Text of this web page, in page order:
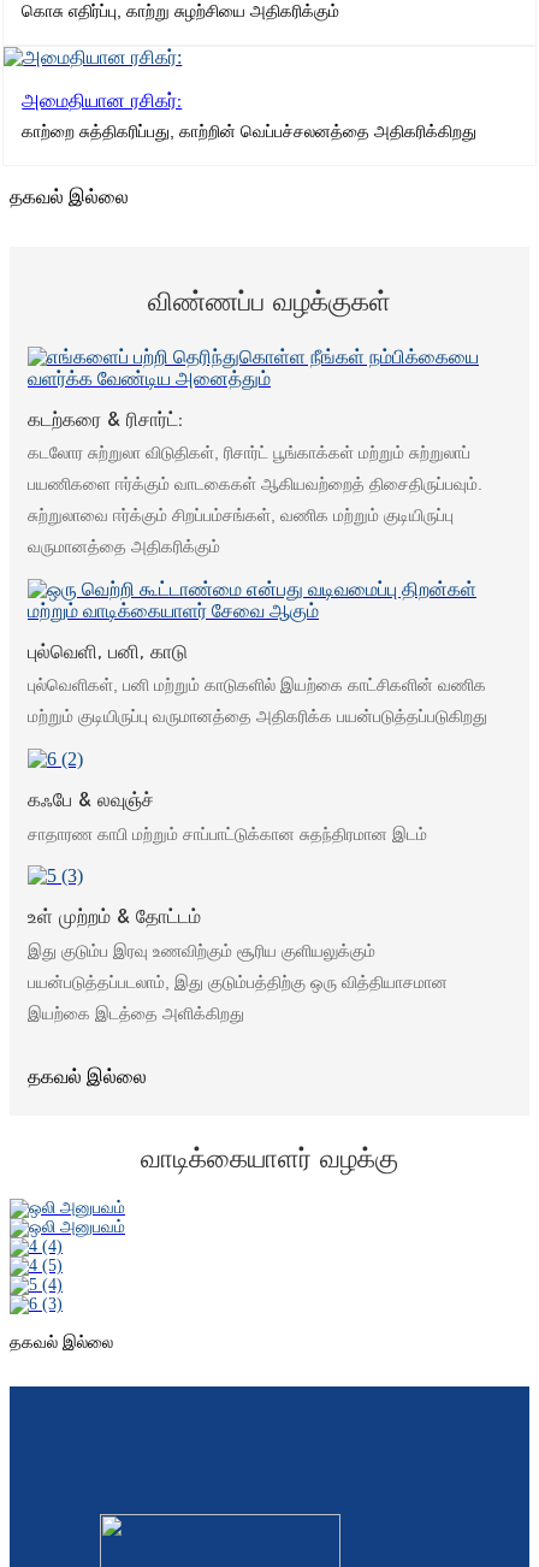
கொசு எதிர்ப்பு, காற்று சுழற்சியை அதிகரிக்கும்
அமைதியான ரசிகர்:
காற்றை சுத்திகரிப்பது, காற்றின் வெப்பச்சலனத்தை அதிகரிக்கிறது
தகவல் இல்லை
விண்ணப்ப வழக்குகள்
கடற்கரை & ரிசார்ட்:
கடலோர சுற்றுலா விடுதிகள், ரிசார்ட் பூங்காக்கள் மற்றும் சுற்றுலாப்
பயணிகளை ஈர்க்கும் வாடகைகள் ஆகியவற்றைத் திசைதிருப்பவும்.
சுற்றுலாவை ஈர்க்கும் சிறப்பம்சங்கள், வணிக மற்றும் குடியிருப்பு
வருமானத்தை அதிகரிக்கும்
புல்வெளி, பனி, காடு
புல்வெளிகள், பனி மற்றும் காடுகளில் இயற்கை காட்சிகளின் வணிக
மற்றும் குடியிருப்பு வருமானத்தை அதிகரிக்க பயன்படுத்தப்படுகிறது
கஃபே & லவுஞ்ச்
சாதாரண காபி மற்றும் சாப்பாட்டுக்கான சுதந்திரமான இடம்
உள் முற்றம் & தோட்டம்
இது குடும்ப இரவு உணவிற்கும் சூரிய குளியலுக்கும்
பயன்படுத்தப்படலாம், இது குடும்பத்திற்கு ஒரு வித்தியாசமான
இயற்கை இடத்தை அளிக்கிறது
தகவல் இல்லை
வாடிக்கையாளர் வழக்கு
தகவல் இல்லை